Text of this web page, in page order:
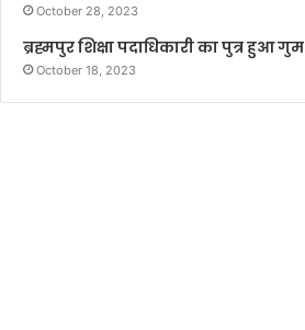
October 28, 2023
ब्रह्मपुर शिक्षा पदाधिकारी का पुत्र हुआ गुम
October 18, 2023